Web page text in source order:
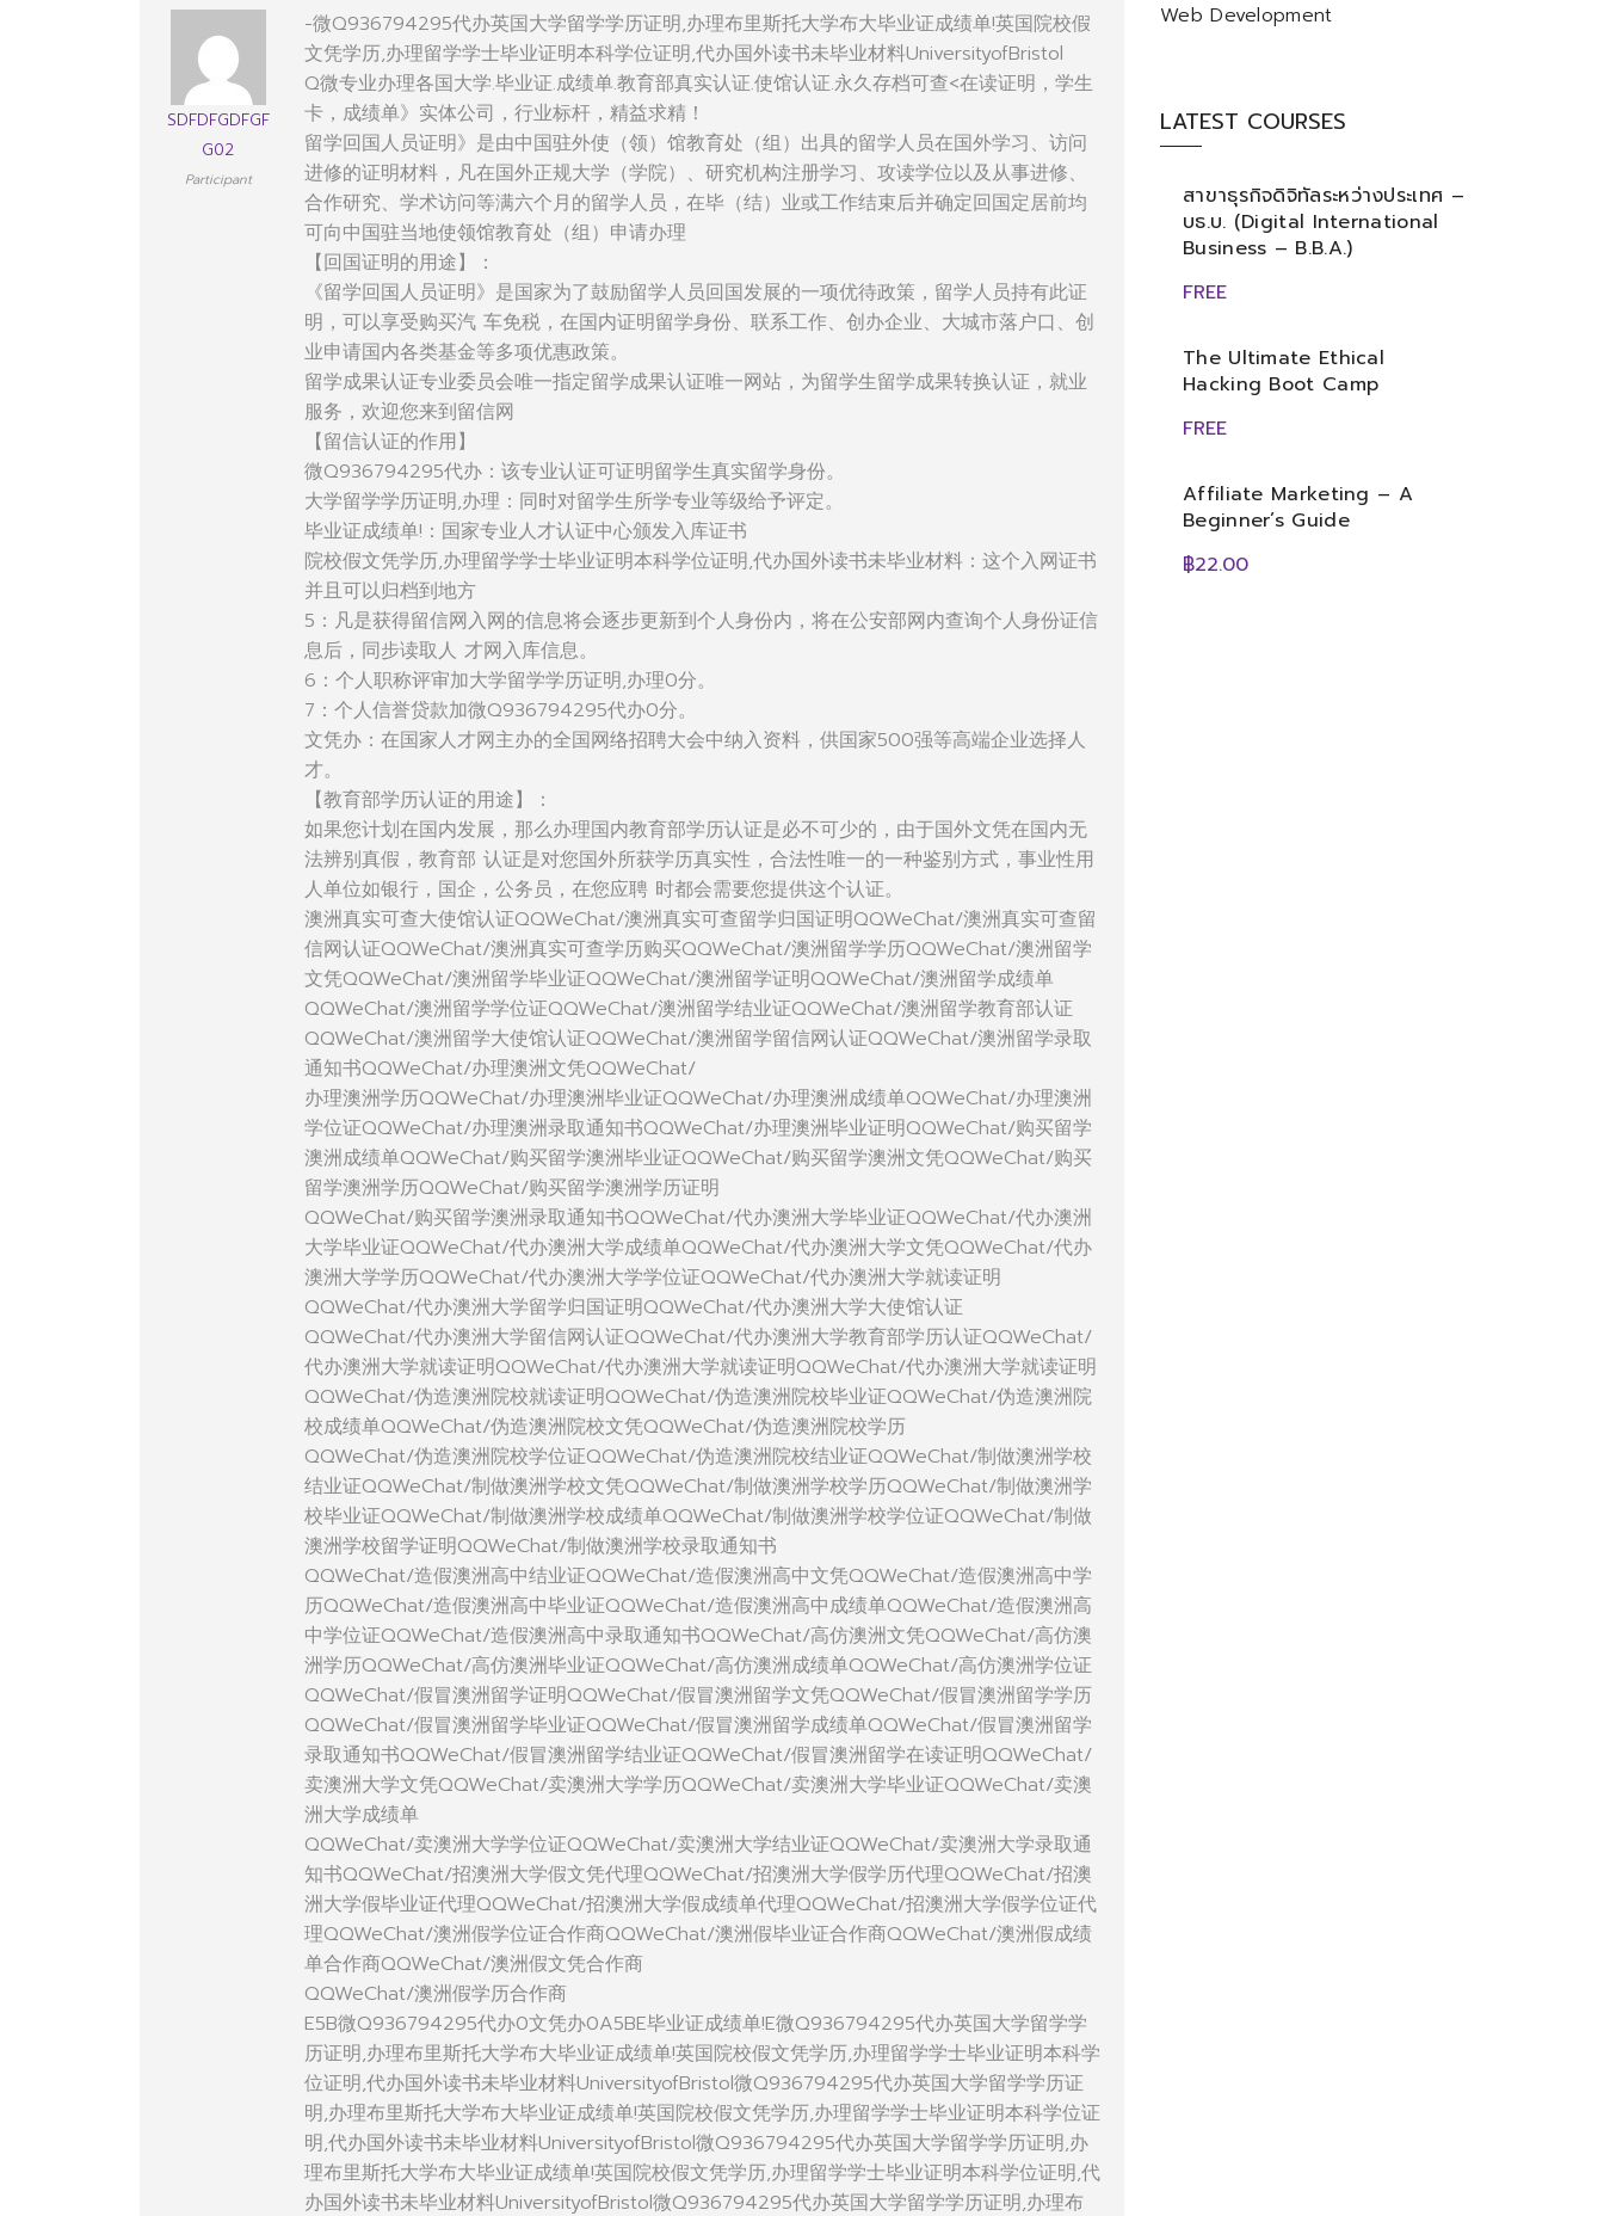
SDFDFGDFGF
G02
Participant
-微Q936794295代办英国大学留学学历证明,办理布里斯托大学布大毕业证成绩单!英国院校假
文凭学历,办理留学学士毕业证明本科学位证明,代办国外读书未毕业材料UniversityofBristol
Q微专业办理各国大学.毕业证.成绩单.教育部真实认证.使馆认证.永久存档可查<在读证明，学生
卡，成绩单》实体公司，行业标杆，精益求精！
留学回国人员证明》是由中国驻外使（领）馆教育处（组）出具的留学人员在国外学习、访问
进修的证明材料，凡在国外正规大学（学院）、研究机构注册学习、攻读学位以及从事进修、
合作研究、学术访问等满六个月的留学人员，在毕（结）业或工作结束后并确定回国定居前均
可向中国驻当地使领馆教育处（组）申请办理
【回国证明的用途】：
《留学回国人员证明》是国家为了鼓励留学人员回国发展的一项优待政策，留学人员持有此证
明，可以享受购买汽 车免税，在国内证明留学身份、联系工作、创办企业、大城市落户口、创
业申请国内各类基金等多项优惠政策。
留学成果认证专业委员会唯一指定留学成果认证唯一网站，为留学生留学成果转换认证，就业
服务，欢迎您来到留信网
【留信认证的作用】
微Q936794295代办：该专业认证可证明留学生真实留学身份。
大学留学学历证明,办理：同时对留学生所学专业等级给予评定。
毕业证成绩单!：国家专业人才认证中心颁发入库证书
院校假文凭学历,办理留学学士毕业证明本科学位证明,代办国外读书未毕业材料：这个入网证书
并且可以归档到地方
5：凡是获得留信网入网的信息将会逐步更新到个人身份内，将在公安部网内查询个人身份证信
息后，同步读取人 才网入库信息。
6：个人职称评审加大学留学学历证明,办理0分。
7：个人信誉贷款加微Q936794295代办0分。
文凭办：在国家人才网主办的全国网络招聘大会中纳入资料，供国家500强等高端企业选择人
才。
【教育部学历认证的用途】：
如果您计划在国内发展，那么办理国内教育部学历认证是必不可少的，由于国外文凭在国内无
法辨别真假，教育部 认证是对您国外所获学历真实性，合法性唯一的一种鉴别方式，事业性用
人单位如银行，国企，公务员，在您应聘 时都会需要您提供这个认证。
澳洲真实可查大使馆认证QQWeChat/澳洲真实可查留学归国证明QQWeChat/澳洲真实可查留
信网认证QQWeChat/澳洲真实可查学历购买QQWeChat/澳洲留学学历QQWeChat/澳洲留学
文凭QQWeChat/澳洲留学毕业证QQWeChat/澳洲留学证明QQWeChat/澳洲留学成绩单
QQWeChat/澳洲留学学位证QQWeChat/澳洲留学结业证QQWeChat/澳洲留学教育部认证
QQWeChat/澳洲留学大使馆认证QQWeChat/澳洲留学留信网认证QQWeChat/澳洲留学录取
通知书QQWeChat/办理澳洲文凭QQWeChat/
办理澳洲学历QQWeChat/办理澳洲毕业证QQWeChat/办理澳洲成绩单QQWeChat/办理澳洲
学位证QQWeChat/办理澳洲录取通知书QQWeChat/办理澳洲毕业证明QQWeChat/购买留学
澳洲成绩单QQWeChat/购买留学澳洲毕业证QQWeChat/购买留学澳洲文凭QQWeChat/购买
留学澳洲学历QQWeChat/购买留学澳洲学历证明
QQWeChat/购买留学澳洲录取通知书QQWeChat/代办澳洲大学毕业证QQWeChat/代办澳洲
大学毕业证QQWeChat/代办澳洲大学成绩单QQWeChat/代办澳洲大学文凭QQWeChat/代办
澳洲大学学历QQWeChat/代办澳洲大学学位证QQWeChat/代办澳洲大学就读证明
QQWeChat/代办澳洲大学留学归国证明QQWeChat/代办澳洲大学大使馆认证
QQWeChat/代办澳洲大学留信网认证QQWeChat/代办澳洲大学教育部学历认证QQWeChat/
代办澳洲大学就读证明QQWeChat/代办澳洲大学就读证明QQWeChat/代办澳洲大学就读证明
QQWeChat/伪造澳洲院校就读证明QQWeChat/伪造澳洲院校毕业证QQWeChat/伪造澳洲院
校成绩单QQWeChat/伪造澳洲院校文凭QQWeChat/伪造澳洲院校学历
QQWeChat/伪造澳洲院校学位证QQWeChat/伪造澳洲院校结业证QQWeChat/制做澳洲学校
结业证QQWeChat/制做澳洲学校文凭QQWeChat/制做澳洲学校学历QQWeChat/制做澳洲学
校毕业证QQWeChat/制做澳洲学校成绩单QQWeChat/制做澳洲学校学位证QQWeChat/制做
澳洲学校留学证明QQWeChat/制做澳洲学校录取通知书
QQWeChat/造假澳洲高中结业证QQWeChat/造假澳洲高中文凭QQWeChat/造假澳洲高中学
历QQWeChat/造假澳洲高中毕业证QQWeChat/造假澳洲高中成绩单QQWeChat/造假澳洲高
中学位证QQWeChat/造假澳洲高中录取通知书QQWeChat/高仿澳洲文凭QQWeChat/高仿澳
洲学历QQWeChat/高仿澳洲毕业证QQWeChat/高仿澳洲成绩单QQWeChat/高仿澳洲学位证
QQWeChat/假冒澳洲留学证明QQWeChat/假冒澳洲留学文凭QQWeChat/假冒澳洲留学学历
QQWeChat/假冒澳洲留学毕业证QQWeChat/假冒澳洲留学成绩单QQWeChat/假冒澳洲留学
录取通知书QQWeChat/假冒澳洲留学结业证QQWeChat/假冒澳洲留学在读证明QQWeChat/
卖澳洲大学文凭QQWeChat/卖澳洲大学学历QQWeChat/卖澳洲大学毕业证QQWeChat/卖澳
洲大学成绩单
QQWeChat/卖澳洲大学学位证QQWeChat/卖澳洲大学结业证QQWeChat/卖澳洲大学录取通
知书QQWeChat/招澳洲大学假文凭代理QQWeChat/招澳洲大学假学历代理QQWeChat/招澳
洲大学假毕业证代理QQWeChat/招澳洲大学假成绩单代理QQWeChat/招澳洲大学假学位证代
理QQWeChat/澳洲假学位证合作商QQWeChat/澳洲假毕业证合作商QQWeChat/澳洲假成绩
单合作商QQWeChat/澳洲假文凭合作商
QQWeChat/澳洲假学历合作商
E5B微Q936794295代办0文凭办0A5BE毕业证成绩单!E微Q936794295代办英国大学留学学
历证明,办理布里斯托大学布大毕业证成绩单!英国院校假文凭学历,办理留学学士毕业证明本科学
位证明,代办国外读书未毕业材料UniversityofBristol微Q936794295代办英国大学留学学历证
明,办理布里斯托大学布大毕业证成绩单!英国院校假文凭学历,办理留学学士毕业证明本科学位证
明,代办国外读书未毕业材料UniversityofBristol微Q936794295代办英国大学留学学历证明,办
理布里斯托大学布大毕业证成绩单!英国院校假文凭学历,办理留学学士毕业证明本科学位证明,代
办国外读书未毕业材料UniversityofBristol微Q936794295代办英国大学留学学历证明,办理布
Web Development
LATEST COURSES
สาขาธุรกิจดิจิทัลระหว่างประเทศ –
บธ.บ. (Digital International
Business – B.B.A.)
FREE
The Ultimate Ethical
Hacking Boot Camp
FREE
Affiliate Marketing – A
Beginner’s Guide
฿22.00